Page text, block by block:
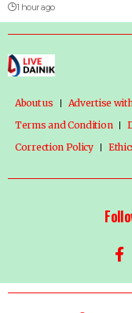
1 hour ago
About us Advertise
Terms and Condition
Correction Policy